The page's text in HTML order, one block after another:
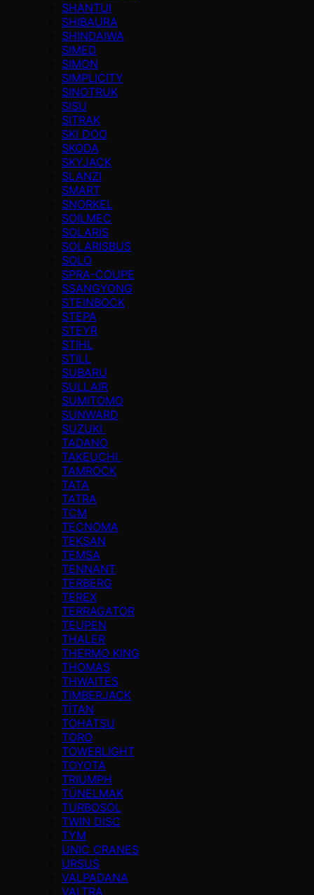
SHANTUI
SHIBAURA
SHINDAIWA
SIMED
SIMON
SIMPLICITY
SINOTRUK
SISU
SITRAK
SKI DOO
SKODA
SKYJACK
SLANZI
SMART
SNORKEL
SOILMEC
SOLARIS
SOLARISBUS
SOLO
SPRA-COUPE
SSANGYONG
STEINBOCK
STEPA
STEYR
STIHL
STILL
SUBARU
SULLAIR
SUMITOMO
SUNWARD
SUZUKI
TADANO
TAKEUCHI
TAMROCK
TATA
TATRA
TCM
TECNOMA
TEKSAN
TEMSA
TENNANT
TERBERG
TEREX
TERRAGATOR
TEUPEN
THALER
THERMO KING
THOMAS
THWAITES
TIMBERJACK
TİTAN
TOHATSU
TORO
TOWERLIGHT
TOYOTA
TRIUMPH
TÜNELMAK
TURBOSOL
TWIN DISC
TYM
UNIC CRANES
URSUS
VALPADANA
VALTRA